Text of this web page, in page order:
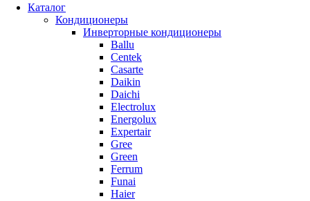
Каталог
Кондиционеры
Инверторные кондиционеры
Ballu
Centek
Casarte
Daikin
Daichi
Electrolux
Energolux
Expertair
Gree
Green
Ferrum
Funai
Haier